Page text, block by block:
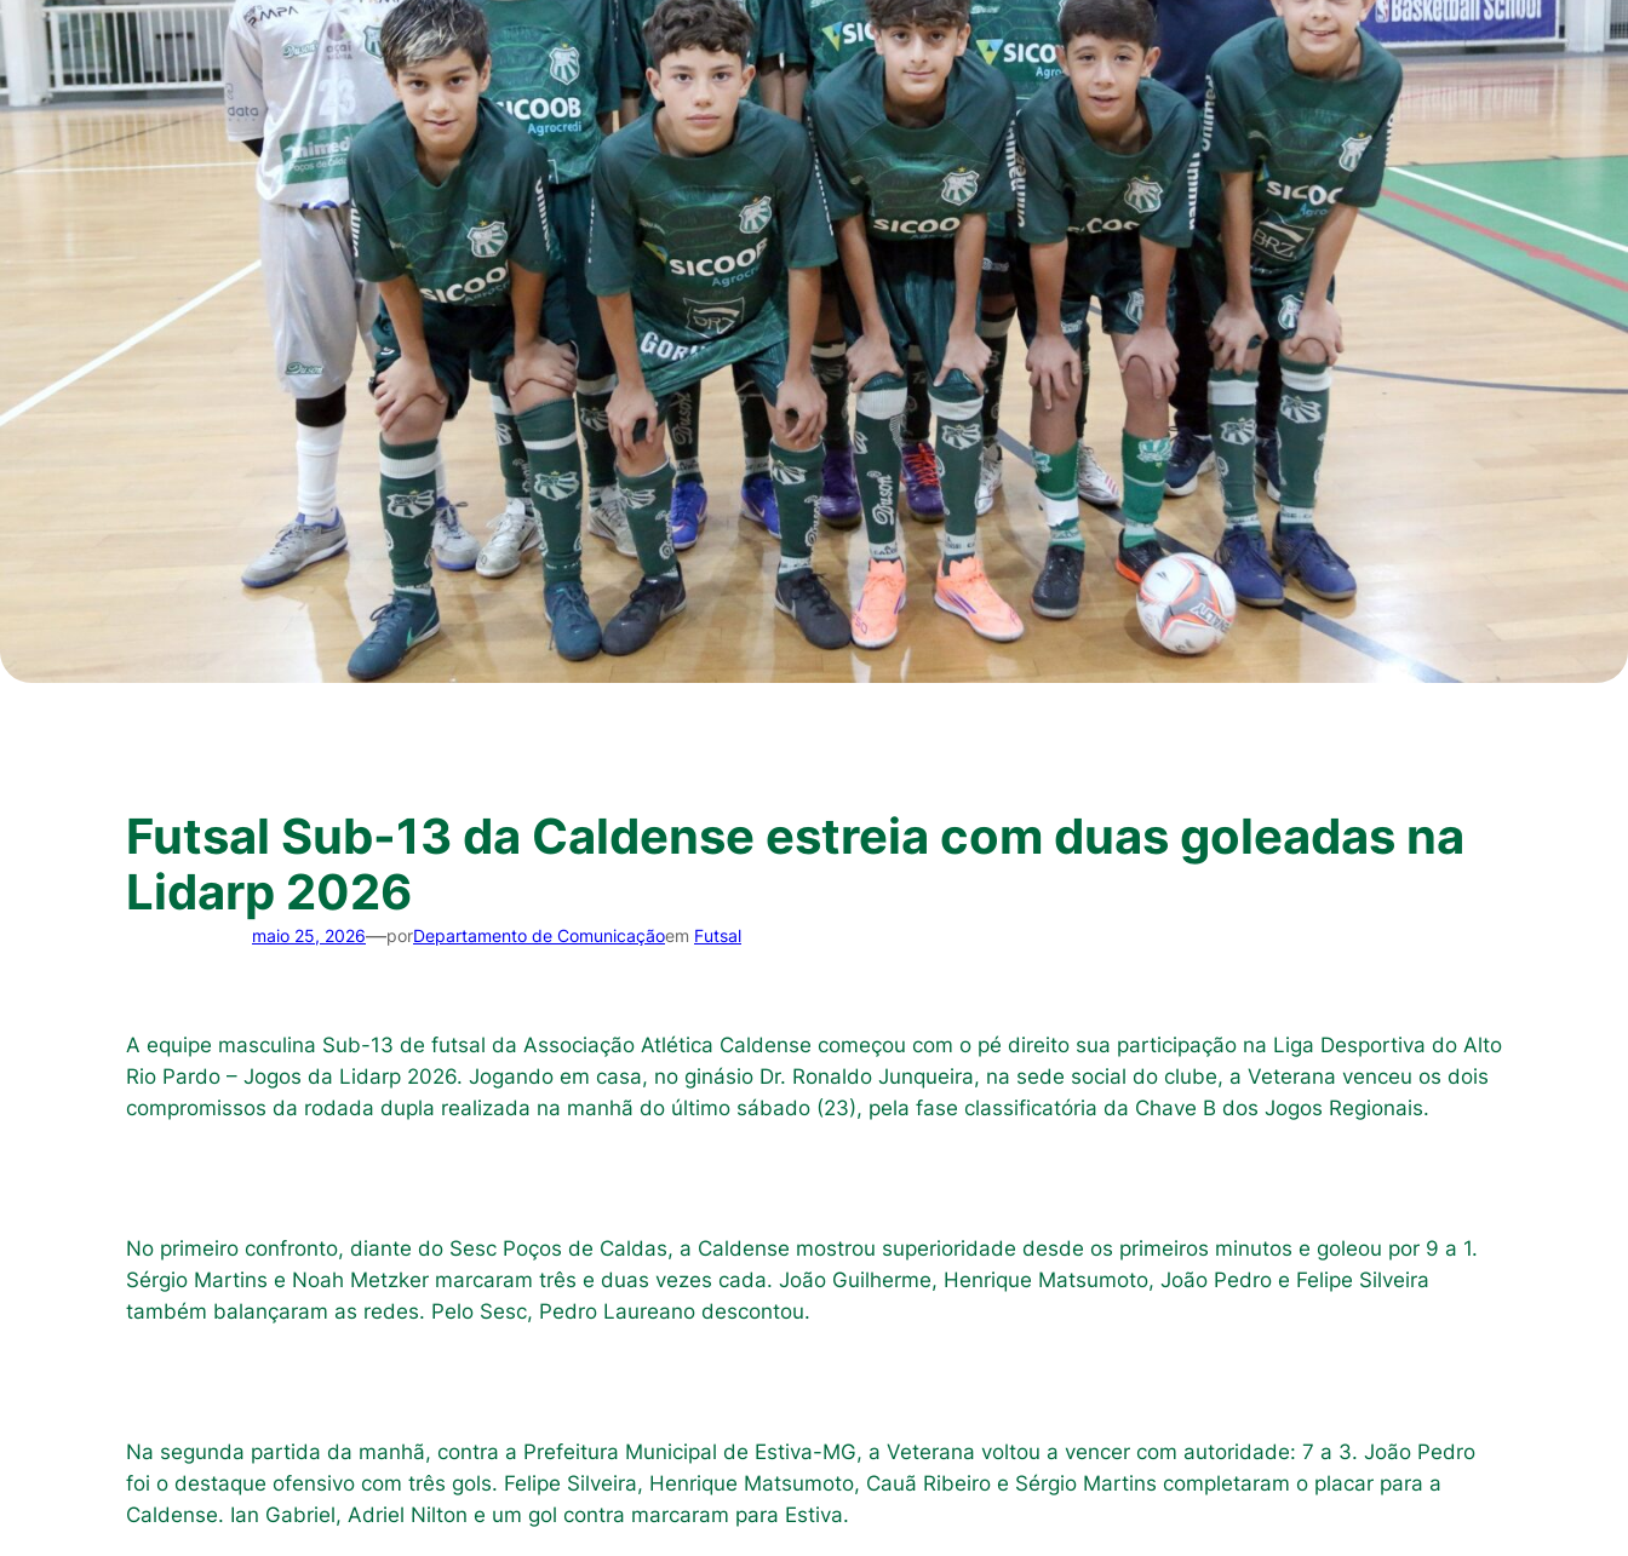
Futsal Sub-13 da Caldense estreia com duas goleadas na
Lidarp 2026
maio 25, 2026—porDepartamento de Comunicaçãoem Futsal
A equipe masculina Sub-13 de futsal da Associação Atlética Caldense começou com o pé direito sua participação na Liga Desportiva do Alto
Rio Pardo – Jogos da Lidarp 2026. Jogando em casa, no ginásio Dr. Ronaldo Junqueira, na sede social do clube, a Veterana venceu os dois
compromissos da rodada dupla realizada na manhã do último sábado (23), pela fase classificatória da Chave B dos Jogos Regionais.
No primeiro confronto, diante do Sesc Poços de Caldas, a Caldense mostrou superioridade desde os primeiros minutos e goleou por 9 a 1.
Sérgio Martins e Noah Metzker marcaram três e duas vezes cada. João Guilherme, Henrique Matsumoto, João Pedro e Felipe Silveira
também balançaram as redes. Pelo Sesc, Pedro Laureano descontou.
Na segunda partida da manhã, contra a Prefeitura Municipal de Estiva-MG, a Veterana voltou a vencer com autoridade: 7 a 3. João Pedro
foi o destaque ofensivo com três gols. Felipe Silveira, Henrique Matsumoto, Cauã Ribeiro e Sérgio Martins completaram o placar para a
Caldense. Ian Gabriel, Adriel Nilton e um gol contra marcaram para Estiva.